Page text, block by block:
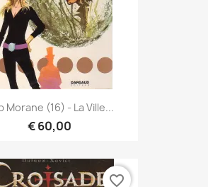
Morane (16) - La Ville...
€ 60,00
favorite_border